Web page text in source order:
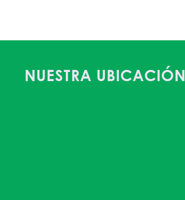
NUESTRA UBICACIÓN